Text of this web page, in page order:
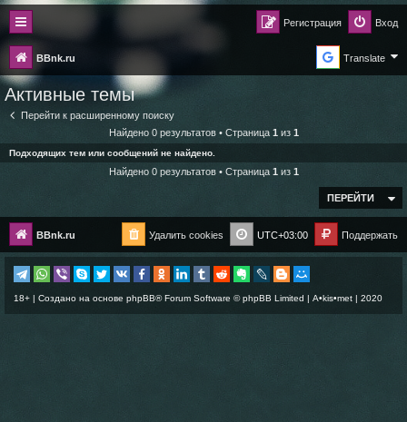
Вход
Регистрация
BBnk.ru Translate
Активные темы
Перейти к расширенному поиску
Найдено 0 результатов • Страница 1 из 1
Подходящих тем или сообщений не найдено.
Найдено 0 результатов • Страница 1 из 1
ПЕРЕЙТИ
BBnk.ru Поддержать
UTC+03:00
Удалить cookies
18+ | Создано на основе phpBB® Forum Software © phpBB Limited | A•kis•met | 2020